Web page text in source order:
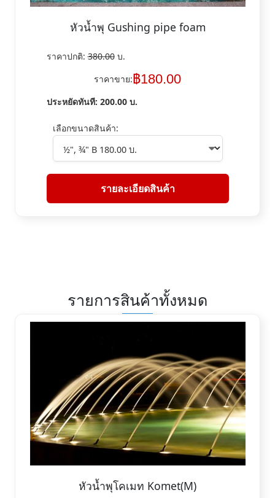
หัวน้ำพุ Gushing pipe foam
ราคาปกติ:380.00บ.
ราคาขาย:฿180.00
ประหยัดทันที: 200.00บ.
เลือกขนาดสินค้า:
รายละเอียดสินค้า
รายการสินค้าทั้งหมด
หัวน้ำพุโคเมท Komet(M)